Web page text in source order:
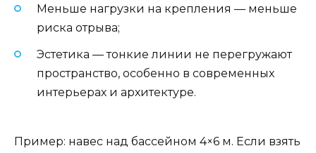
Меньше нагрузки на крепления — меньше
риска отрыва;
Эстетика — тонкие линии не перегружают
пространство, особенно в современных
интерьерах и архитектуре.
Пример: навес над бассейном 4×6 м. Если взять